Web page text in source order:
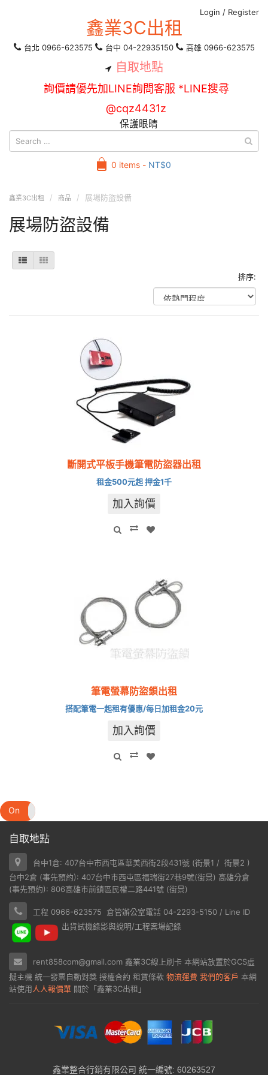
Login / Register
鑫業3C出租
台北 0966-623575 台中 04-22935150 高雄 0966-623575
自取地點
詢價請優先加LINE詢問客服 *LINE搜尋
@cqz4431z
保護眼睛
0 items - NT$0
鑫業3C出租 商品 展場防盜設備
展場防盜設備
排序:
斷開式平板手機筆電防盜器出租
租金500元起 押金1千
加入詢價
筆電螢幕防盜鎖出租
搭配筆電一起租有優惠/每日加租金20元
加入詢價
On
自取地點
台中1倉: 407台中市西屯區華美西街2段431號 (街景1 / 街景2 )
台中2倉 (事先預約): 407台中市西屯區福瑞街27巷9號(街景) 高雄分倉
(事先預約): 806高雄市前鎮區民權二路441號 (街景)
工程 0966-623575 倉管辦公室電話 04-2293-5150 / Line ID
出貨試機錄影與說明/工程案場記錄
rent858com@gmail.com 鑫業3C線上刷卡 本網站放置於GCS虛
擬主機 統一發票自動對獎 授權合約 租賃條款 物流運費 我們的客戶 本網
站使用人人報價單 關於「鑫業3C出租」
鑫業整合行銷有限公司 統一編號: 60263527